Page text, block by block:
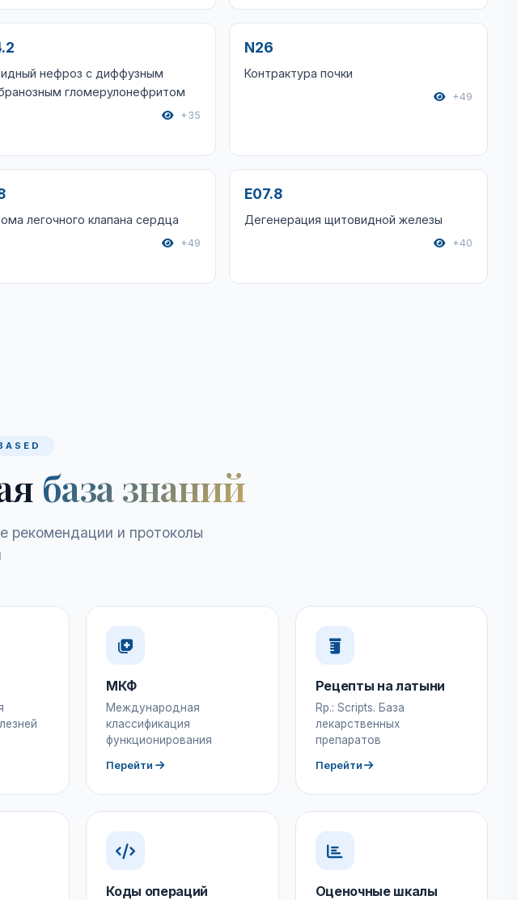
нефроз с диффузным
гломерулонефритом
+35
N26
Контрактура почки
+49
легочного клапана сердца
+49
E07.8
Дегенерация щитовидной железы
+40
база знаний
рекомендации и протоколы
МКФ
Международная
классификация
функционирования
Перейти
Рецепты на латыни
Rp.: Scripts. База
лекарственных
препаратов
Перейти
Коды операций Оценочные шкалы